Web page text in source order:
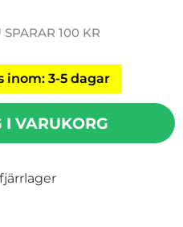
SPARAR 100 KR
inom: 3-5 dagar
I VARUKORG